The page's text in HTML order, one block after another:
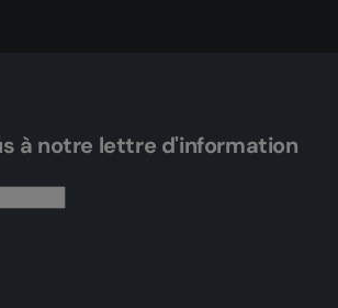
à notre lettre d'information